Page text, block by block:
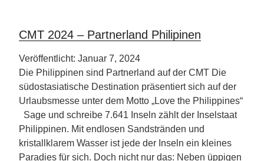
CMT 2024 – Partnerland Philipinen
Veröffentlicht: Januar 7, 2024
Die Philippinen sind Partnerland auf der CMT Die
südostasiatische Destination präsentiert sich auf der
Urlaubsmesse unter dem Motto „Love the Philippines“
Sage und schreibe 7.641 Inseln zählt der Inselstaat
Philippinen. Mit endlosen Sandstränden und
kristallklarem Wasser ist jede der Inseln ein kleines
Paradies für sich. Doch nicht nur das: Neben üppigen